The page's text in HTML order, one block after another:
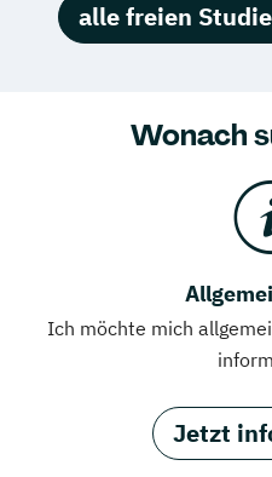
alle freien
Wonach
Ich möchte mich
Jetzt